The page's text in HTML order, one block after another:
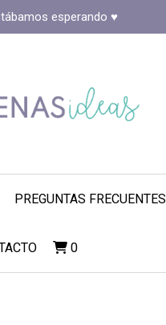
esperando ♥️
PREGUNTAS FRECUENTES
0